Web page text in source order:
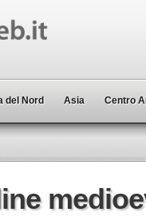
del Nord Asia Centro